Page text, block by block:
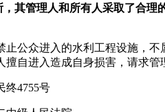
其管理人和所有人采取了合理
止公众进入的水利工程设施，
擅自进入造成自身损害，请求
终4755号